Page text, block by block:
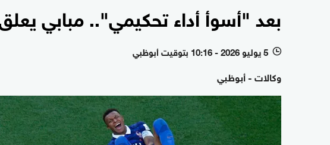
بعد "أسوأ أداء تحكيمي".. مبابي
l 5 يوليو 2026 - 10:16 بتوقيت أبوظبي
وكالات - أبوظبي